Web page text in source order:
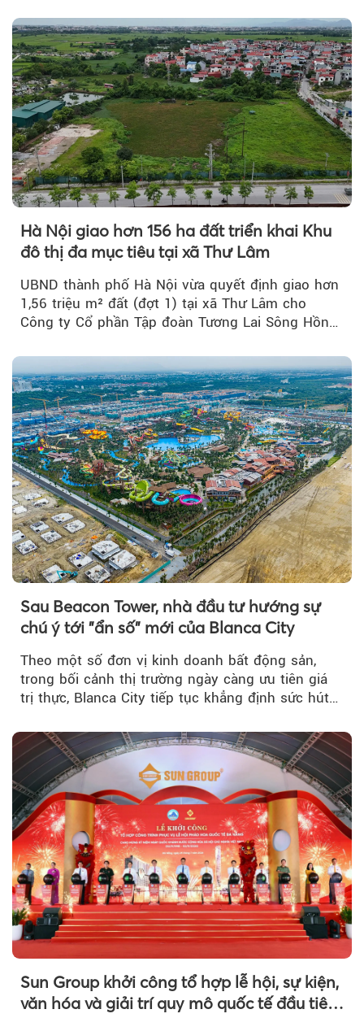
Hà Nội giao hơn 156 ha đất triển khai Khu
đô thị đa mục tiêu tại xã Thư Lâm
UBND thành phố Hà Nội vừa quyết định giao hơn
1,56 triệu m² đất (đợt 1) tại xã Thư Lâm cho
Công ty Cổ phần Tập đoàn Tương Lai Sông Hồng
Sau Beacon Tower, nhà đầu tư hướng sự
chú ý tới "ẩn số" mới của Blanca City
Theo một số đơn vị kinh doanh bất động sản,
trong bối cảnh thị trường ngày càng ưu tiên giá
trị thực, Blanca City tiếp tục khẳng định sức hút
Sun Group khởi công tổ hợp lễ hội, sự kiện,
văn hóa và giải trí quy mô quốc tế đầu tiên